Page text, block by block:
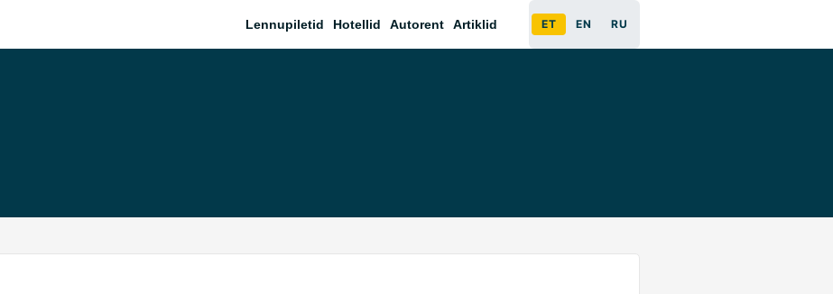
Lennupiletid Hotellid Autorent Artiklid ET EN RU